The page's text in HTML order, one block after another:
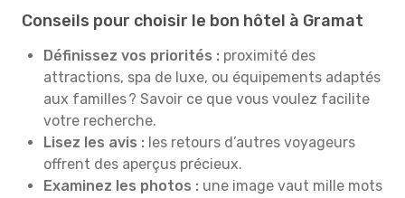
Conseils pour choisir le bon hôtel à Gramat
Définissez vos priorités : proximité des
attractions, spa de luxe, ou équipements adaptés
aux familles ? Savoir ce que vous voulez facilite
votre recherche.
Lisez les avis : les retours d’autres voyageurs
offrent des aperçus précieux.
Examinez les photos : une image vaut mille mots